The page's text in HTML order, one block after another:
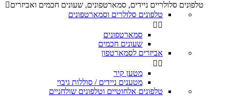
טלפונים סלולריים ניידים, סמארטפונים, שעונים חכמים ואביזרים
טלפונים סלולרים וסמארטפונים
 
סמארטפונים
שעונים חכמים
אביזרים לסמארטפון
 
מטען קיר
מטענים ניידים / סוללות גיבוי
טלפונים אלחוטיים וטלפונים שולחניים